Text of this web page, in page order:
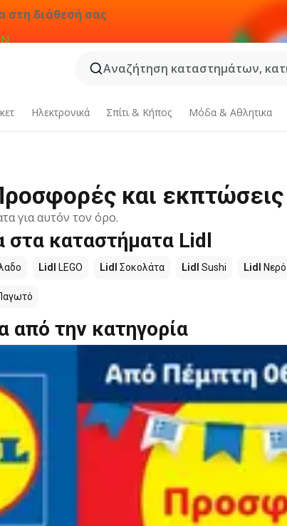
στη διάθεσή σας
Αναζήτηση καταστημάτων,
Hλεκτρονικά Σπίτι & Κήπος Μόδα & Aθλητικα
και εκπτώσεις
για αυτόν τον όρο.
στα καταστήματα Lidl
Lidl LEGO Lidl Σοκολάτα Lidl Sushi Lidl Νερό
από την κατηγορία